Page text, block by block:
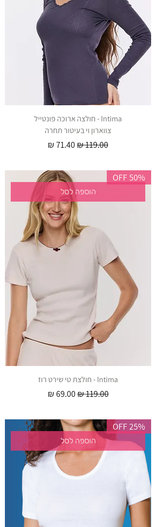
Intima - חולצה ארוכה פונטייל
צווארון וי בעיטור תחרה
מחיר רגיל מחיר מבצע
הוספה לסל
50% OFF
Intima - חולצת טי שירט רוז
מחיר רגיל‏119.00 ‏₪ מחיר מבצע
הוספה לסל
25% OFF